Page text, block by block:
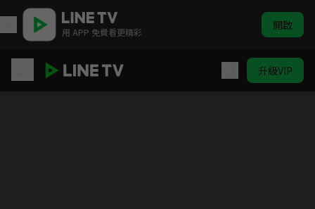
用 APP 免費看更精彩 開啟
升級VIP